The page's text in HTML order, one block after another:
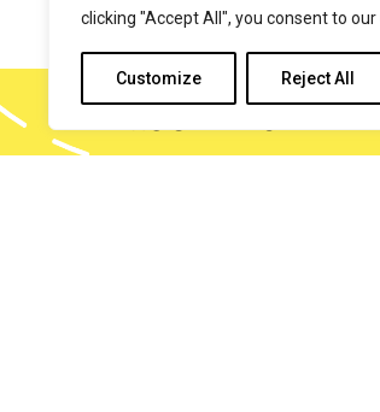
clicking "Accept All", you consent to our
Customize Reject All
Iscriviti alla